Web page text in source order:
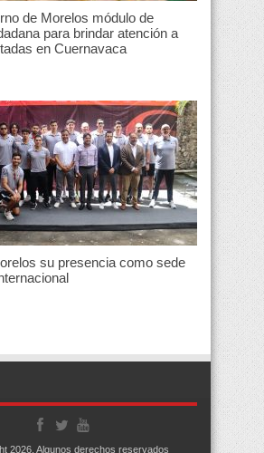
de Morelos módulo de
para brindar atención a
en Cuernavaca
su presencia como sede
2026, Algunos derechos reservados